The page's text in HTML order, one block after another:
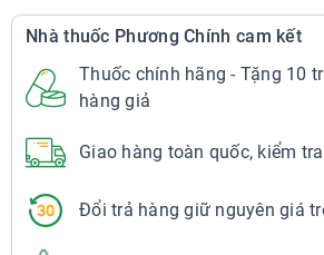
024.7300.3333
7:00 - 22:00
Chat Zalo
Xem chỉ đường
297 Bạch Mai, Bạch Mai, Hai Bà Trưng
7:00 - 22:00
Chat Zalo
Nhà thuốc Phương Chính cam kết
Thuốc chính hãng - Tặng 10
hàng giả
Giao hàng toàn quốc, kiểm
Đổi trả hàng giữ nguyên giá